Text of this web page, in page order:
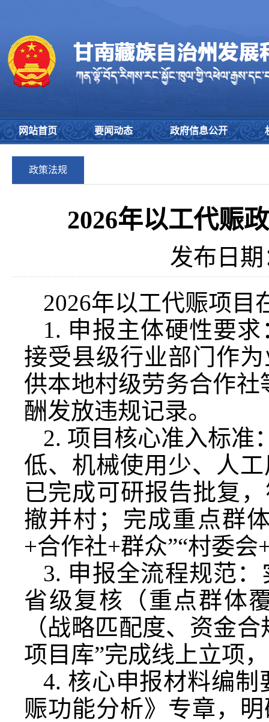
网站首页 要闻动态 政府信息公开
政策法规
2026年以工代赈
发布日
2026年以工代赈项目
1. 申报主体硬性要
接受县级行业部门作
供本地村级劳务合作
酬发放违规记录。
2. 项目核心准入标准
低、机械使用少、人
已完成可研报告批复
撤并村；完成重点群
+合作社+群众”“村委
3. 申报全流程规范
省级复核（重点群体
（战略匹配度、资金
项目库”完成线上立项
4. 核心申报材料编
赈功能分析》专章，